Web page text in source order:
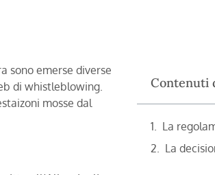
sono emerse diverse
di whistleblowing.
mosse dal
Contenuti
La
La